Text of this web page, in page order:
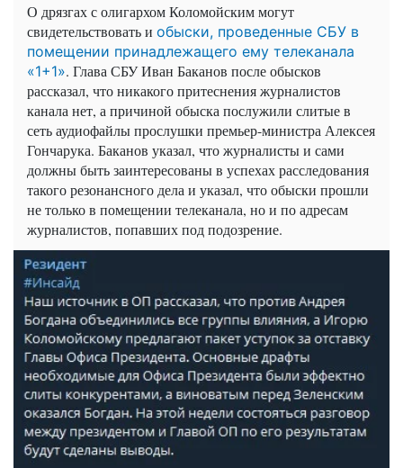
О дрязгах с олигархом Коломойским могут
свидетельствовать и обыски, проведенные СБУ в
помещении принадлежащего ему телеканала
«1+1». Глава СБУ Иван Баканов после обысков
рассказал, что никакого притеснения журналистов
канала нет, а причиной обыска послужили слитые в
сеть аудиофайлы прослушки премьер-министра Алексея
Гончарука. Баканов указал, что журналисты и сами
должны быть заинтересованы в успехах расследования
такого резонансного дела и указал, что обыски прошли
не только в помещении телеканала, но и по адресам
журналистов, попавших под подозрение.